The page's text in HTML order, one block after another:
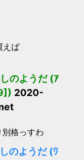
えば
のようだ (ｱ
2020-
格っすわ
のようだ (ﾜ